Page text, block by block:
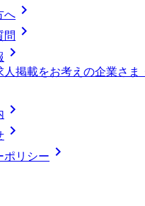
へ 
問 

人掲載をお考えの企業さま


ポリシー 